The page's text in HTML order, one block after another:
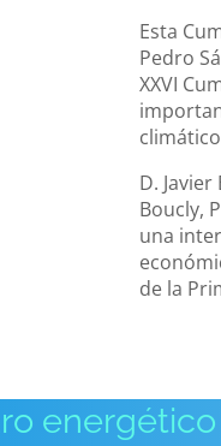
Esta
Pedro
XXVI
D.
Boucly,
una
de la
energético